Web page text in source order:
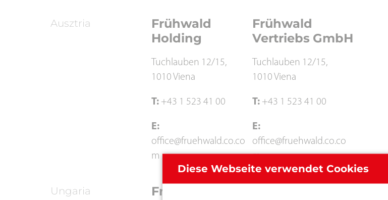
Ausztria
Frühwald
Holding
Tuchlauben 12/15,
1010 Viena
T: +43 1 523 41 00
E:
office@fruehwald.co.co
m
Frühwald
Vertriebs GmbH
Tuchlauben 12/15,
1010 Viena
T: +43 1 523 41 00
E:
office@fruehwald.co.co
m
Ungaria Frühwald Ltd.
Diese Webseite verwendet Cookies